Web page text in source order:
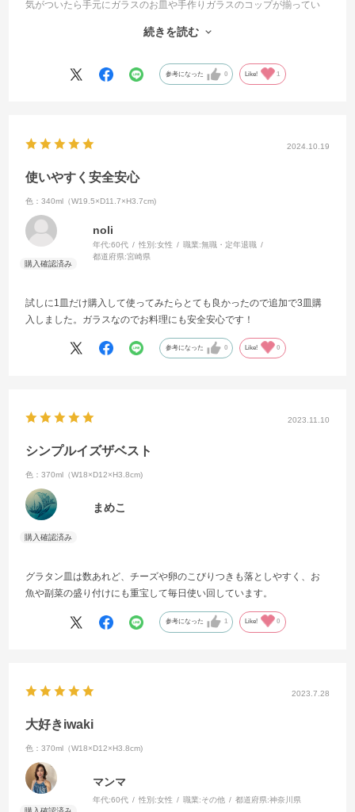
気がついたら手元にガラスのお皿や手作りガラスのコップが揃ってい
ワインを飲んでいる時にとてもモチベーションが上がりました。
元々はグラタン皿をなくしてしまったので20%引きの時に購入が目的
続きを読む
参考になった 0 Like! 1
2024.10.19
使いやすく安全安心
色：340ml（W19.5×D11.7×H3.7cm)
noli
年代:60代 性別:女性 職業:無職・定年退職
都道府県:宮崎県
試しに1皿だけ購入して使ってみたらとても良かったので追加で3皿購
入しました。ガラスなのでお料理にも安全安心です！
参考になった 0 Like! 0
2023.11.10
シンプルイズザベスト
色：370ml（W18×D12×H3.8cm)
まめこ
グラタン皿は数あれど、チーズや卵のこびりつきも落としやすく、お
魚や副菜の盛り付けにも重宝して毎日使い回しています。
参考になった 1 Like! 0
2023.7.28
大好きiwaki
色：370ml（W18×D12×H3.8cm)
マンマ
年代:60代 性別:女性 職業:その他 都道府県:神奈川県